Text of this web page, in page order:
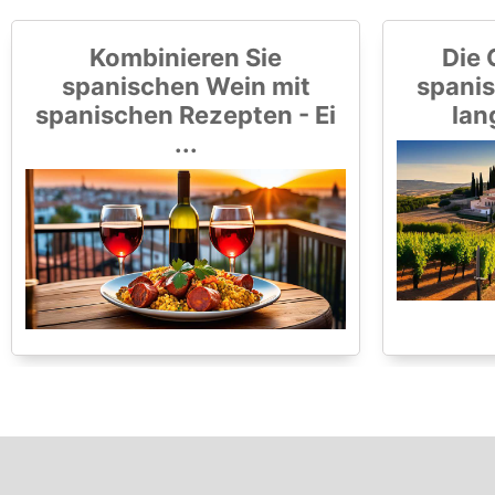
Kombinieren Sie
spanischen Wein mit
spanischen Rezepten - Ei
...
Die